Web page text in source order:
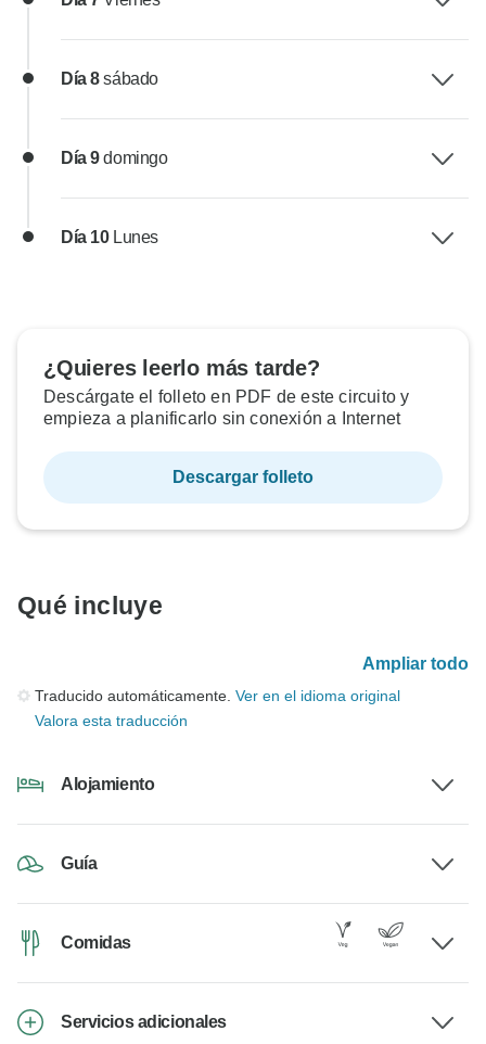
Día 8sábado
Día 9domingo
Día 10 Lunes
¿Quieres leerlo más tarde?
Descárgate el folleto en PDF de este circuito y
empieza a planificarlo sin conexión a Internet
Descargar folleto
Qué incluye
Ampliar todo
Traducido automáticamente. Ver en el idioma original
Valora esta traducción
Alojamiento
Guía
Comidas
Servicios adicionales